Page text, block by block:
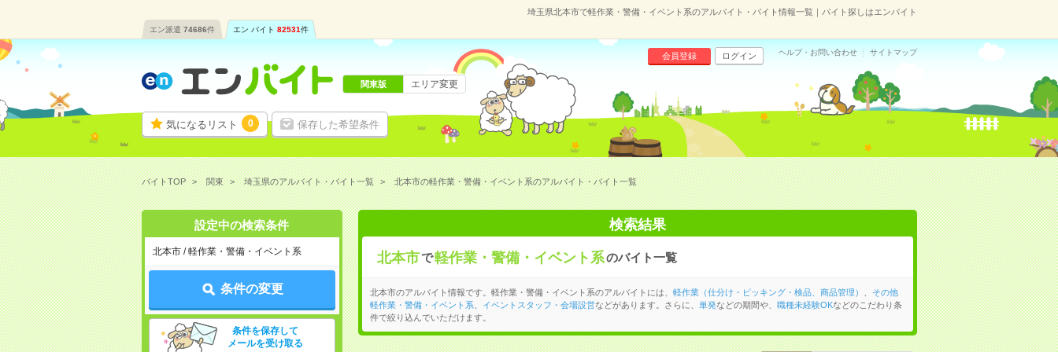
埼玉県北本市で軽作業・警備・イベント系のアルバイト・バイト情報一覧｜バイト探しはエンバイト
エン派遣 74686件 エン バイト 82531件
気になるリスト 0 保存した希望条件
会員登録 ログイン ヘルプ・お問い合わせ サイトマップ
関東版 エリア変更
バイトTOP 関東 埼玉県のアルバイト・バイト一覧 北本市の軽作業・警備・イベント系のアルバイト・バイト一覧
設定中の検索条件
北本市 / 軽作業・警備・イベント系
条件の変更
条件を保存して
メールを受け取る
検索結果
北本市で軽作業・警備・イベント系のバイト一覧
北本市のアルバイト情報です。軽作業・警備・イベント系のアルバイトには、 軽作業（仕分け・ピッキング・検品、商品管理）
その他
軽作業・警備・イベント系
イベントスタッフ・会場設営などがあります。さらに、 単発などの期間や、 職種未経験OKなどのこだわり条
件で絞り込んでいただけます。